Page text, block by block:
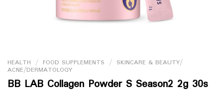
HEALTH / FOOD SUPPLEMENTS / SKINCARE & BEAUTY/
ACNE/DERMATOLOGY
BB LAB Collagen Powder S Season2 2g 30s